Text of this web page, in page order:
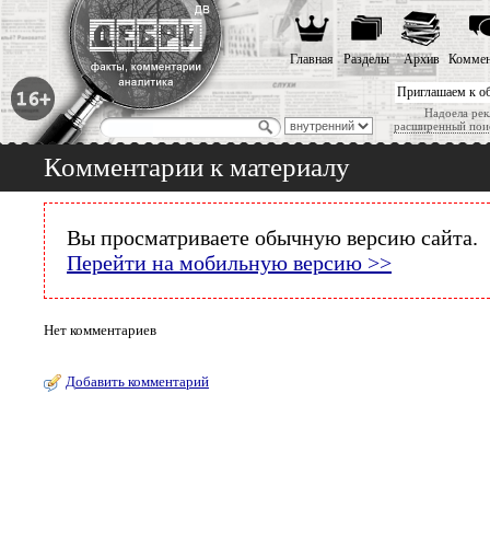
Приглашаем к
Надоела
расширенный
Главная Разделы Архив
Комментарии к материалу
Вы просматриваете обычную версию сайта.
Перейти на мобильную версию >>
Нет комментариев
Добавить комментарий